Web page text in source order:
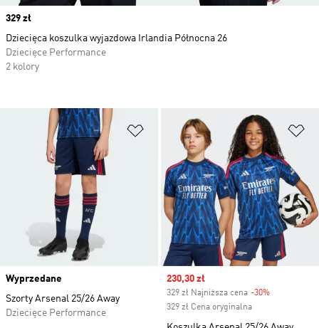
Dodaj do listy życzeń
Wyprzedane
Szorty Arsenal 25/26 Away
Dziecięce Performance
Sale price
230,30 zł
329 zł Najniższa cena -30%
329 zł Cena oryginalna
Price
329 zł
Dziecięca koszulka wyjazdowa Irlandia Północna 26
Dziecięce Performance
2 kolory